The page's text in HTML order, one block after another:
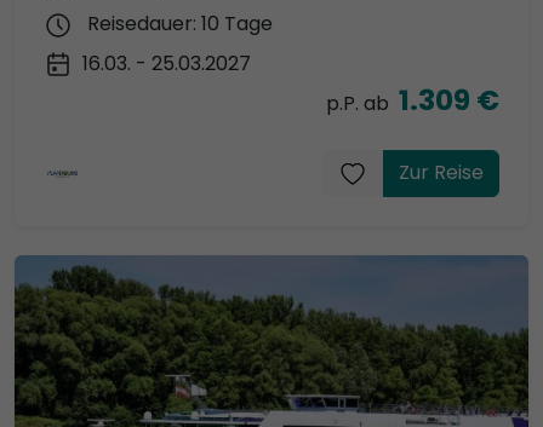
Reisedauer: 10 Tage
16.03. - 25.03.2027
p.P. ab 1.309 €
Zur Reise